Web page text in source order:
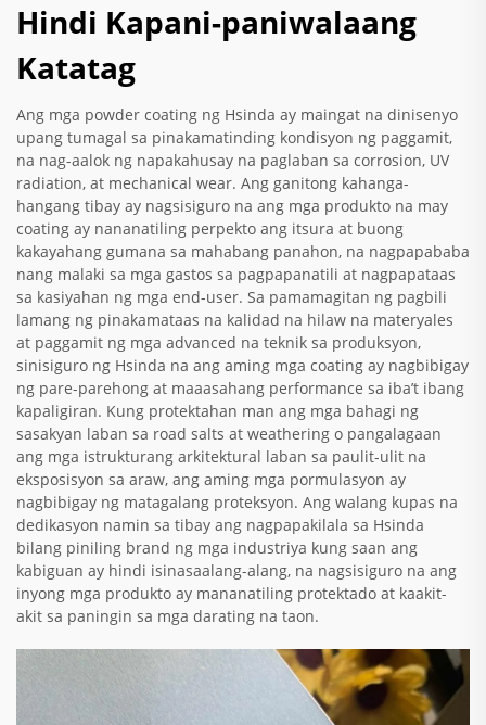
Hindi Kapani-paniwalaang
Katatag
Ang mga powder coating ng Hsinda ay maingat na dinisenyo
upang tumagal sa pinakamatinding kondisyon ng paggamit,
na nag-aalok ng napakahusay na paglaban sa corrosion, UV
radiation, at mechanical wear. Ang ganitong kahanga-
hangang tibay ay nagsisiguro na ang mga produkto na may
coating ay nananatiling perpekto ang itsura at buong
kakayahang gumana sa mahabang panahon, na nagpapababa
nang malaki sa mga gastos sa pagpapanatili at nagpapataas
sa kasiyahan ng mga end-user. Sa pamamagitan ng pagbili
lamang ng pinakamataas na kalidad na hilaw na materyales
at paggamit ng mga advanced na teknik sa produksyon,
sinisiguro ng Hsinda na ang aming mga coating ay nagbibigay
ng pare-parehong at maaasahang performance sa iba’t ibang
kapaligiran. Kung protektahan man ang mga bahagi ng
sasakyan laban sa road salts at weathering o pangalagaan
ang mga istrukturang arkitektural laban sa paulit-ulit na
eksposisyon sa araw, ang aming mga pormulasyon ay
nagbibigay ng matagalang proteksyon. Ang walang kupas na
dedikasyon namin sa tibay ang nagpapakilala sa Hsinda
bilang piniling brand ng mga industriya kung saan ang
kabiguan ay hindi isinasaalang-alang, na nagsisiguro na ang
inyong mga produkto ay mananatiling protektado at kaakit-
akit sa paningin sa mga darating na taon.